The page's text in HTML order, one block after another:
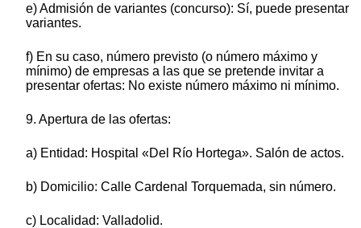
e) Admisión de variantes (concurso): Sí, puede presentar
variantes.
f) En su caso, número previsto (o número máximo y
mínimo) de empresas a las que se pretende invitar a
presentar ofertas: No existe número máximo ni mínimo.
9. Apertura de las ofertas:
a) Entidad: Hospital «Del Río Hortega». Salón de actos.
b) Domicilio: Calle Cardenal Torquemada, sin número.
c) Localidad: Valladolid.